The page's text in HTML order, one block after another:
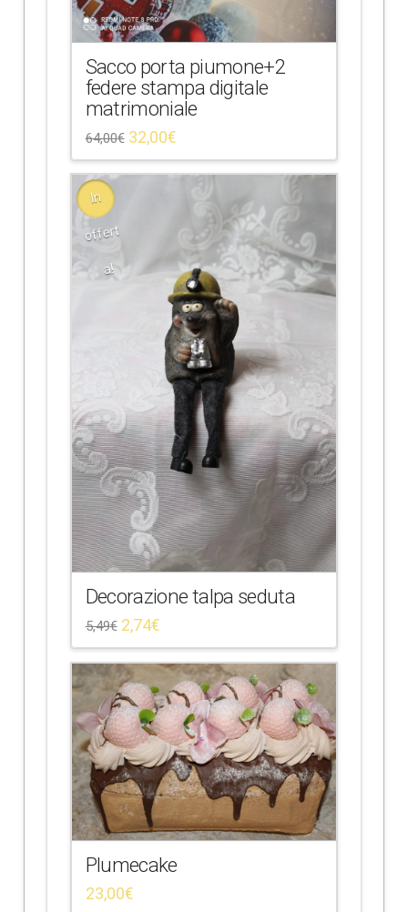
Sacco porta piumone+2
federe stampa digitale
matrimoniale
64,00€ 32,00€
In
offert
a!
Decorazione talpa seduta
5,49€ 2,74€
Plumecake
23,00€